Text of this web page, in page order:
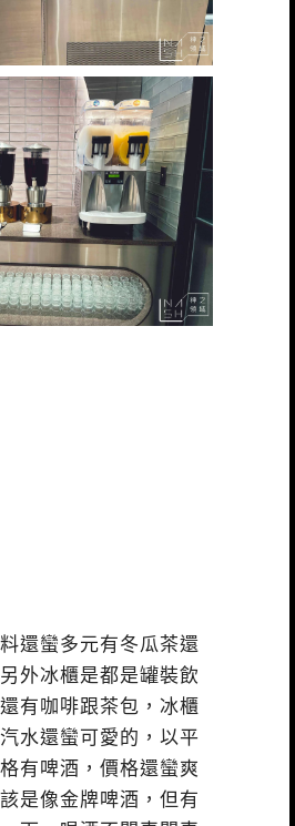
還蠻多元有冬瓜茶還
外冰櫃是都是罐裝飲
有咖啡跟茶包，冰櫃
水還蠻可愛的，以平
有啤酒，價格還蠻爽
是像金牌啤酒，但有